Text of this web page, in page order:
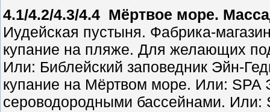
4.1/4.2/4.3/4.4 Мёртвое море.
Иудейская пустыня. Фабрика-
купание на пляже. Для желающих
Или: Библейский заповедник Эйн-
купание на Мёртвом море. Или: SPA
сероводородными бассейнами. Или: